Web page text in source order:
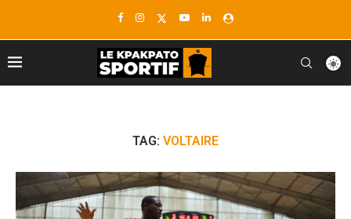
TAG: VOLTAIRE